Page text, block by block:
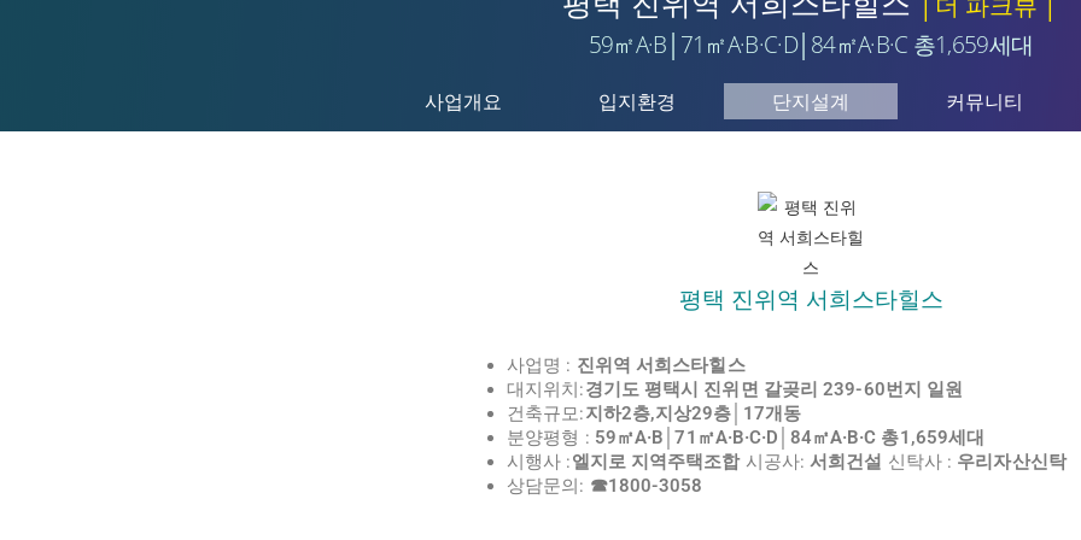
59㎡A·B│71㎡A·B·C·D│84㎡A·B·C 총1,659세대
사업개요 입지환경 단지설계 커뮤니티
평택 진위역 서희스타힐스
사업명 : 진위역 서희스타힐스
대지위치:경기도 평택시 진위면 갈곶리 239-60번지 일원
건축규모:지하2층,지상29층│17개동
분양평형 : 59㎡A·B│71㎡A·B·C·D│84㎡A·B·C 총1,659세대
시행사 :엘지로 지역주택조합시공사:서희건설 신탁사 : 우리자산신탁
상담문의: ☎1800-3058